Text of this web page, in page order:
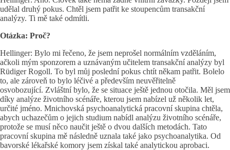
udělal druhý pokus. Chtěl jsem patřit ke stoupencům transakční
analýzy. Ti mě také odmítli.
Otázka: Proč?
Hellinger: Bylo mi řečeno, že jsem neprošel normálním vzděláním,
ačkoli mým sponzorem a uznávaným učitelem transakční analýzy byl
Rüdiger Rogoll. To byl můj poslední pokus chtít někam patřit. Bolelo
to, ale zároveň to bylo léčivé a především neuvěřitelně
osvobozující. Zvláštní bylo, že se situace ještě jednou otočila. Měl jsem
díky analýze životního scénáře, kterou jsem nabízel už několik let,
určité jméno. Mnichovská psychoanalytická pracovní skupina chtěla,
abych uchazečům o jejich studium nabídl analýzu životního scénáře,
protože se musí něco naučit ještě o dvou dalších metodách. Tato
pracovní skupina mě následně uznala také jako psychoanalytika. Od
bavorské lékařské komory jsem získal také analytickou aprobaci.